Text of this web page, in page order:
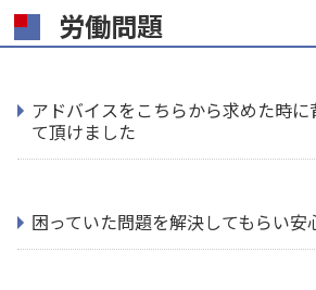
労働問題
アドバイスをこちらから求めた時
て頂けました
困っていた問題を解決してもらい安